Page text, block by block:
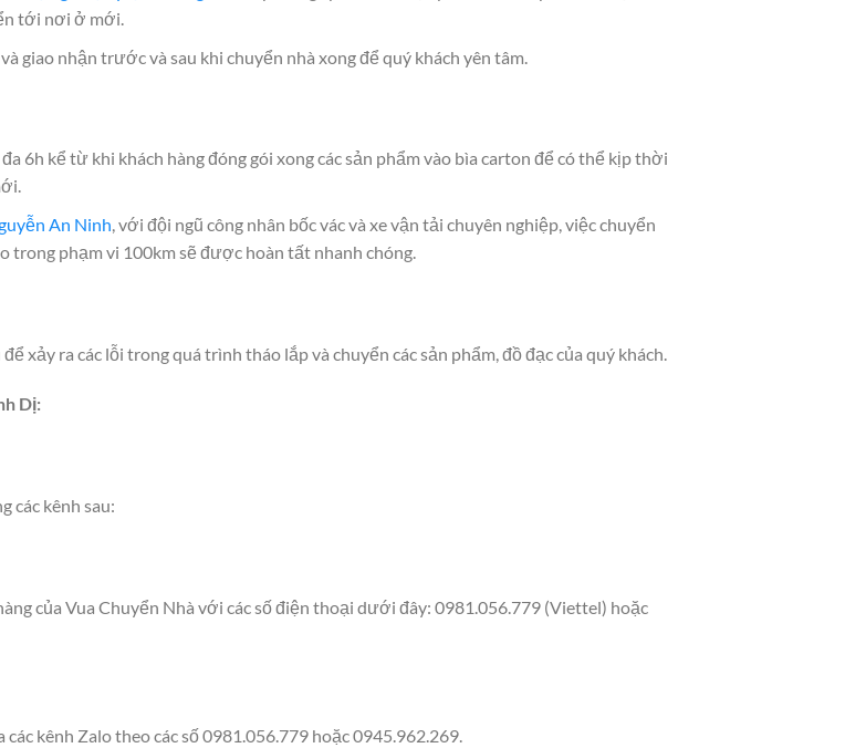
tới nơi ở mới.
giao nhận trước và sau khi chuyển nhà xong để quý khách yên tâm.
6h kể từ khi khách hàng đóng gói xong các sản phẩm vào bìa carton để có thể kịp thời
An Ninh, với đội ngũ công nhân bốc vác và xe vận tải chuyên nghiệp, việc chuyển
trong phạm vi 100km sẽ được hoàn tất nhanh chóng.
xảy ra các lỗi trong quá trình tháo lắp và chuyển các sản phẩm, đồ đạc của quý khách.
Dị:
các kênh sau:
của Vua Chuyển Nhà với các số điện thoại dưới đây: 0981.056.779 (Viettel) hoặc
kênh Zalo theo các số 0981.056.779 hoặc 0945.962.269.